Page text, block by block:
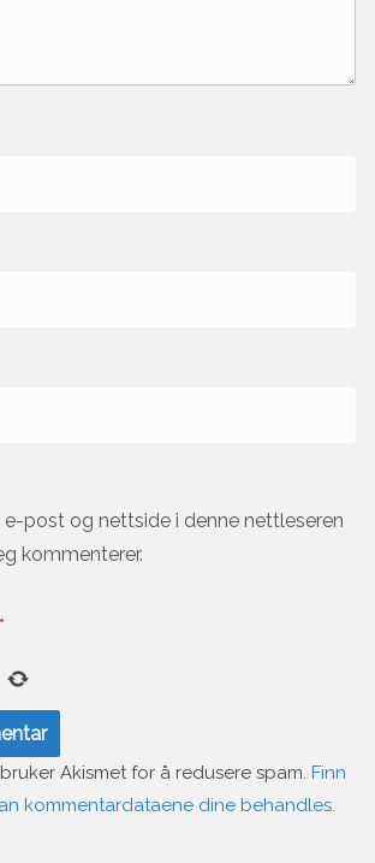
post og nettside i denne nettleseren
kommenterer.
*
Akismet for å redusere spam. Finn
kommentardataene dine behandles.